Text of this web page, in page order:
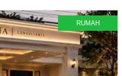
RUMAH